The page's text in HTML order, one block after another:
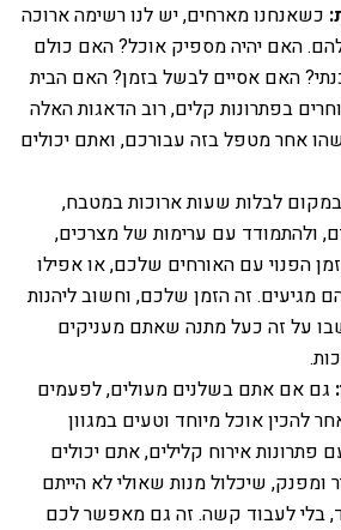
כשאנחנו מארחים, יש לנו רשימה ארוכה
האם יהיה מספיק אוכל? האם כולם
האם אסיים לבשל בזמן? האם הבית
בפתרונות קלים, רוב הדאגות האלה
אחר מטפל בזה עבורכם, ואתם יכולים
במקום לבלות שעות ארוכות במטבח,
ולהתמודד עם ערימות של מצרכים,
הפנוי עם האורחים שלכם, או אפילו
מגיעים. זה הזמן שלכם, וחשוב ליהנות
על זה כעל מתנה שאתם מעניקים
גם אם אתם בשלנים מעולים, לפעמים
להכין אוכל מיוחד וטעים במגוון
פתרונות אירוח קלילים, אתם יכולים
ומפנק, שיכלול מנות שאולי לא הייתם
בלי לעבוד קשה. זה גם מאפשר לכם